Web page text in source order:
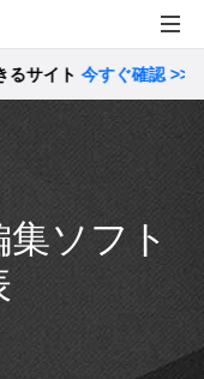
ト今すぐ確認 >>
ソフト